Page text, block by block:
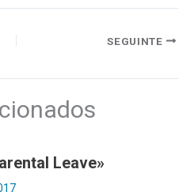
SEGUINTE
Leave»